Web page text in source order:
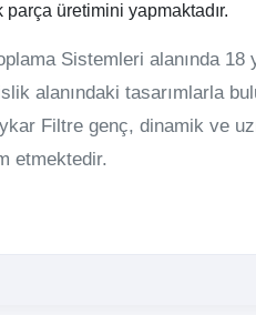
üretimini yapmaktadır.
Sistemleri alanında 18
alanındaki tasarımlarla
Filtre genç, dinamik ve
etmektedir.